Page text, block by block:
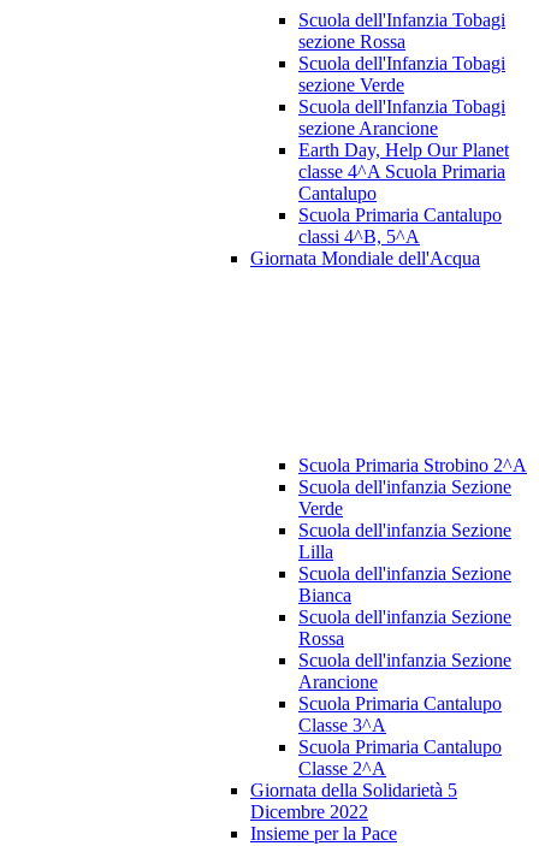
Scuola dell'Infanzia Tobagi
sezione Rossa
Scuola dell'Infanzia Tobagi
sezione Verde
Scuola dell'Infanzia Tobagi
sezione Arancione
Earth Day, Help Our Planet
classe 4^A Scuola Primaria
Cantalupo
Scuola Primaria Cantalupo
classi 4^B, 5^A
Giornata Mondiale dell'Acqua
Scuola Primaria Strobino 2^A
Scuola dell'infanzia Sezione
Verde
Scuola dell'infanzia Sezione
Lilla
Scuola dell'infanzia Sezione
Bianca
Scuola dell'infanzia Sezione
Rossa
Scuola dell'infanzia Sezione
Arancione
Scuola Primaria Cantalupo
Classe 3^A
Scuola Primaria Cantalupo
Classe 2^A
Giornata della Solidarietà 5
Dicembre 2022
Insieme per la Pace